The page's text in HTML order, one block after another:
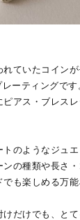
れていたコイン
ーティングです
ピアス・ブレス
のようなジュエ
ンの種類や長さ
も楽しめる万能
だけでも、とて